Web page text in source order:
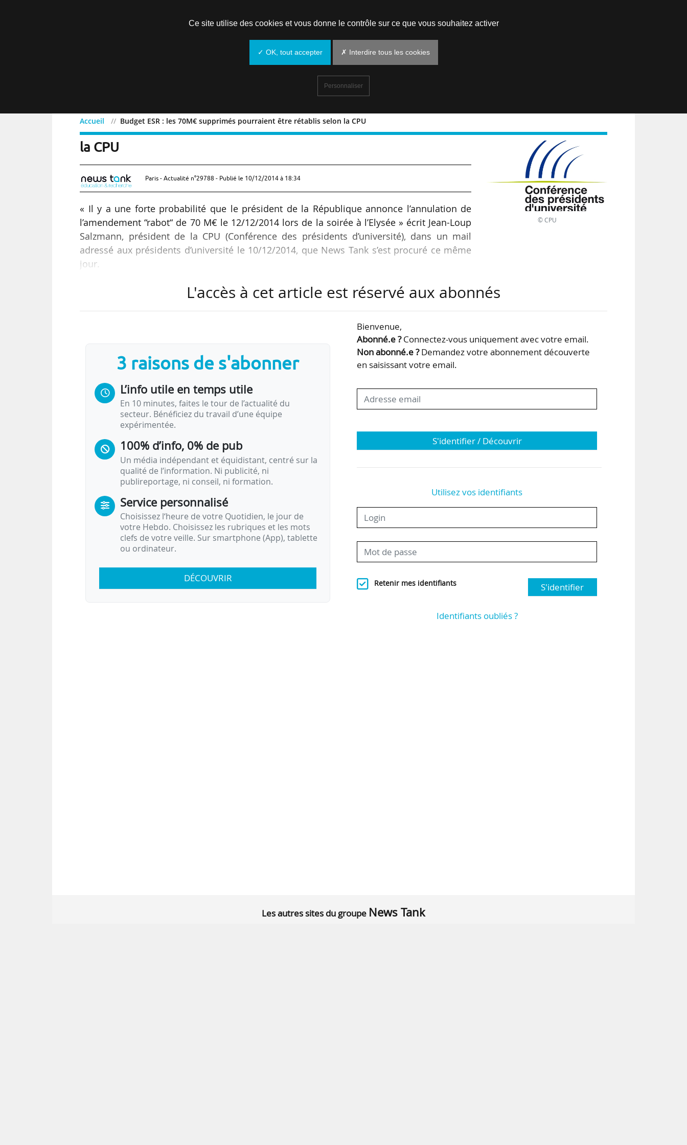
Accueil Budget ESR : les 70M€ supprimés pourraient être rétablis selon la CPU
Budget ESR : les 70M€ supprimés pourraient être rétablis selon
la CPU
Paris - Actualité n°29788 - Publié le 10/12/2014 à 18:34
« Il y a une forte probabilité que le président de la République annonce l’annulation de
l’amendement “rabot“ de 70 M€ le 12/12/2014 lors de la soirée à l’Elysée » écrit Jean-Loup
Salzmann, président de la CPU (Conférence des présidents d’université), dans un mail
adressé aux présidents d’université le 10/12/2014, que News Tank s’est procuré ce même
jour.
Le Président de la République pourrait annoncer « l’annulation de l’amendement » lors du dîner au Palais de
« Cette mesure scandaleuse nous avait immédiatement mobilisés » (Jean-Loup
Salzmann)
République annonce l’annulation de l’amendement “rabot“ de 70 M…
© CPU
L'accès à cet article est réservé aux abonnés
3 raisons de s'abonner
L’info utile en temps utile
En 10 minutes, faites le tour de l’actualité du
secteur. Bénéficiez du travail d’une équipe
expérimentée.
100% d’info, 0% de pub
Un média indépendant et équidistant, centré sur la
qualité de l’information. Ni publicité, ni
publireportage, ni conseil, ni formation.
Service personnalisé
Choisissez l‘heure de votre Quotidien, le jour de
votre Hebdo. Choisissez les rubriques et les mots
clefs de votre veille. Sur smartphone (App), tablette
ou ordinateur.
DÉCOUVRIR
Bienvenue,
Abonné.e ?Connectez-vous uniquement avec votre email.
Non abonné.e ?Demandez votre abonnement découverte
en saisissant votre email.
S'identifier / Découvrir
Utilisez vos identifiants
Retenir mes identifiants S'identifier
Identifiants oubliés ?
Les autres sites du groupe News Tank
Ce site utilise des cookies et vous donne le contrôle sur ce que vous souhaitez activer
✓ OK, tout accepter ✗ Interdire tous les cookies
Personnaliser